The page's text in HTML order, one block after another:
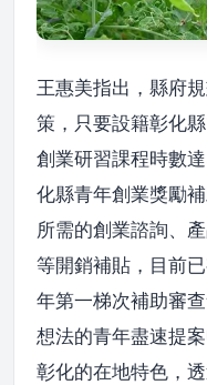
王惠美指出，縣府
策，只要設籍彰化
創業研習課程時數
化縣青年創業獎勵
所需的創業諮詢、
等開銷補貼，目前
年第一梯次補助審
想法的青年盡速提
彰化的在地特色，